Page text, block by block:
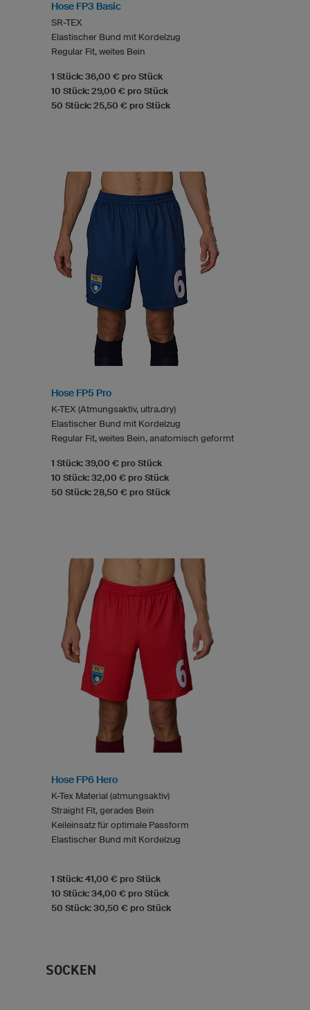
Hose FP3 Basic
SR-TEX
Elastischer Bund mit Kordelzug
Regular Fit, weites Bein
1 Stück: 36,00 € pro Stück
10 Stück: 29,00 € pro Stück
50 Stück: 25,50 € pro Stück
Hose FP5 Pro
K-TEX (Atmungsaktiv, ultra.dry)
Elastischer Bund mit Kordelzug
Regular Fit, weites Bein, anatomisch geformt
1 Stück: 39,00 € pro Stück
10 Stück: 32,00 € pro Stück
50 Stück: 28,50 € pro Stück
Hose FP6 Hero
K-Tex Material (atmungsaktiv)
Straight Fit, gerades Bein
Keileinsatz für optimale Passform
Elastischer Bund mit Kordelzug
1 Stück: 41,00 € pro Stück
10 Stück: 34,00 € pro Stück
50 Stück: 30,50 € pro Stück
SOCKEN